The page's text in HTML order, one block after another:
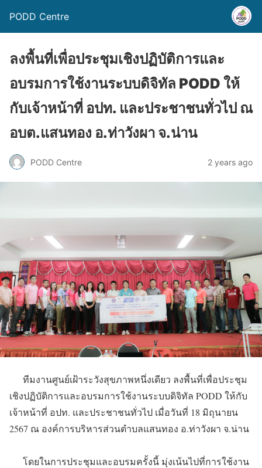
PODD Centre
ลงพื้นที่เพื่อประชุมเชิงปฏิบัติการและ
อบรมการใช้งานระบบดิจิทัล PODD ให้
กับเจ้าหน้าที่ อปท. และประชาชนทั่วไป ณ
อบต.แสนทอง อ.ท่าวังผา จ.น่าน
PODD Centre 2 years ago
ทีมงานศูนย์เฝ้าระวังสุขภาพหนึ่งเดียว ลงพื้นที่เพื่อประชุม
เชิงปฏิบัติการและอบรมการใช้งานระบบดิจิทัล PODD ให้กับ
เจ้าหน้าที่ อปท. และประชาชนทั่วไป เมื่อวันที่ 18 มิถุนายน
2567 ณ องค์การบริหารส่วนตำบลแสนทอง อ.ท่าวังผา จ.น่าน
โดยในการประชุมและอบรมครั้งนี้ มุ่งเน้นไปที่การใช้งาน